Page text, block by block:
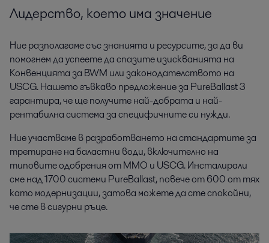
Лидерство, което има значение
Ние разполагаме със знанията и ресурсите, за да ви
помогнем да успеете да спазите изискванията на
Конвенцията за BWM или законодателството на
USCG. Нашето гъвкаво предложение за PureBallast 3
гарантира, че ще получите най-добрата и най-
рентабилна система за специфичните си нужди.
Ние участваме в разработването на стандартите за
третиране на баластни води, включително на
типовите одобрения от ММО и USCG. Инсталирали
сме над 1700 системи PureBallast, повече от 600 от тях
като модернизации, затова можете да сте спокойни,
че сте в сигурни ръце.